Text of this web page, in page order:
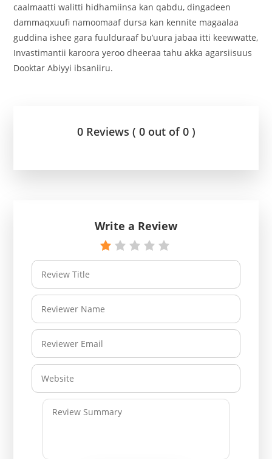
caalmaatti walitti hidhamiinsa kan qabdu, dingadeen
dammaqxuufi namoomaaf dursa kan kennite magaalaa
guddina ishee gara fuulduraaf bu’uura jabaa itti keewwatte,
Invastimantii karoora yeroo dheeraa tahu akka agarsiisuus
Dooktar Abiyyi ibsaniiru.
0 Reviews ( 0 out of 0 )
Write a Review